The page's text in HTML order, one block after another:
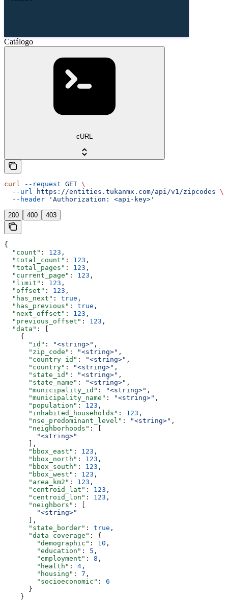
Catálogo
cURL
curl --request GET \
  --url
https://entities.tukanmx.com/api/v1/zipcodes \
  --header
'Authorization: <api-key>'
200 400 403
{
  "count"
: 123 ,
  "total_count"
: 123 ,
  "total_pages"
: 123 ,
  "current_page"
: 123 ,
  "limit"
: 123 ,
  "offset"
: 123 ,
  "has_next"
: true ,
  "has_previous"
: true ,
  "next_offset"
: 123 ,
  "previous_offset"
: 123 ,
  "data"
: [
    {
      "id"
: "<string>" ,
      "zip_code"
: "<string>" ,
      "country_id"
: "<string>" ,
      "country"
: "<string>" ,
      "state_id"
: "<string>" ,
      "state_name"
: "<string>" ,
      "municipality_id"
: "<string>" ,
      "municipality_name"
: "<string>" ,
      "population"
: 123 ,
      "inhabited_households"
: 123 ,
      "nse_predominant_level"
: "<string>" ,
      "neighborhoods"
: [
        "<string>"
      ],
      "bbox_east"
: 123 ,
      "bbox_north"
: 123 ,
      "bbox_south"
: 123 ,
      "bbox_west"
: 123 ,
      "area_km2"
: 123 ,
      "centroid_lat"
: 123 ,
      "centroid_lon"
: 123 ,
      "neighbors"
: [
        "<string>"
      ],
      "state_border"
: true ,
      "data_coverage"
: {
        "demographic"
: 10 ,
        "education"
: 5 ,
        "employment"
: 8 ,
        "health"
: 4 ,
        "housing"
: 7 ,
        "socioeconomic"
: 6
      }
    }